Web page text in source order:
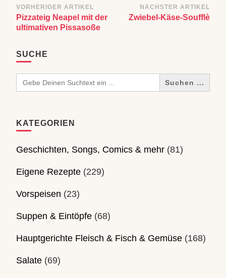
Beitragsnavigation
VORHERIGER ARTIKEL
Pizzateig Neapel mit der
ultimativen Pissasoße
NÄCHSTER ARTIKEL
Zwiebel-Käse-Soufflè
SUCHE
Search
for:
KATEGORIEN
Geschichten, Songs, Comics & mehr (81)
Eigene Rezepte (229)
Vorspeisen (23)
Suppen & Eintöpfe (68)
Hauptgerichte Fleisch & Fisch & Gemüse (168)
Salate (69)